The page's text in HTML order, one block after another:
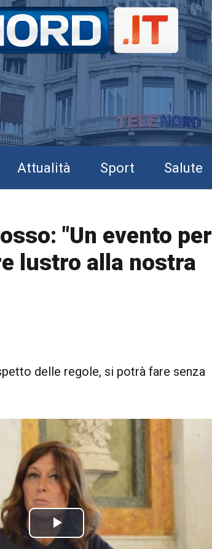
Attualità Sport Salute
"Un evento per
lustro alla nostra
delle regole, si potrà fare senza
P